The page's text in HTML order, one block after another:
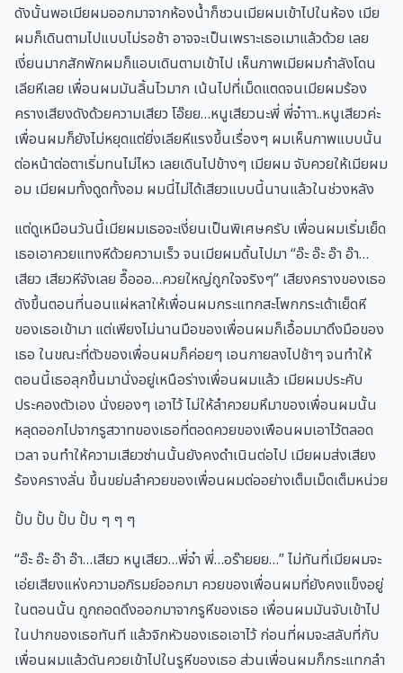
ดังนั้นพอเมียผมออกมาจากห้องน้ำก็ชวนเมียผมเข้าไปในห้อง เมีย
ผมก็เดินตามไปแบบไม่รอช้า อาจจะเป็นเพราะเธอเมาแล้วด้วย เลย
เงี่ยนมากสักพักผมก็แอบเดินตามเข้าไป เห็นภาพเมียผมกำลังโดน
เลียหีเลย เพื่อนผมมันลิ้นไวมาก เน้นไปที่เม็ดแตดจนเมียผมร้อง
ครางเสียงดังด้วยความเสียว โอ๊ยย…หนูเสียวนะพี่ พี่จ๋าาา..หนูเสียวค่ะ
เพื่อนผมก็ยังไม่หยุดแต่ยิ่งเลียหีแรงขึ้นเรื่องๆ ผมเห็นภาพแบบนั้น
ต่อหน้าต่อตาเริ่มทนไม่ไหว เลยเดินไปข้างๆ เมียผม จับควยให้เมียผม
อม เมียผมทั้งดูดทั้งอม ผมนี่ไม่ได้เสียวแบบนี้นานแล้วในช่วงหลัง
แต่ดูเหมือนวันนี้เมียผมเธอจะเงี่ยนเป็นพิเศษครับ เพื่อนผมเริ่มเย็ด
เธอเอาควยแทงหีด้วยความเร็ว จนเมียผมดิ้นไปมา “อ๊ะ อ๊ะ อ๊า อ๊า…
เสียว เสียวหีจังเลย อื๊อออ…ควยใหญ่ถูกใจจริงๆ” เสียงครางของเธอ
ดังขึ้นตอนที่นอนแผ่หลาให้เพื่อนผมกระแทกสะโพกกระเด้าเย็ดหี
ของเธอเข้ามา แต่เพียงไม่นานมือของเพื่อนผมก็เอื้อมมาดึงมือของ
เธอ ในขณะที่ตัวของเพื่อนผมก็ค่อยๆ เอนกายลงไปช้าๆ จนทำให้
ตอนนี้เธอลุกขึ้นมานั่งอยู่เหนือร่างเพื่อนผมแล้ว เมียผมประคับ
ประคองตัวเอง นั่งยองๆ เอาไว้ ไม่ให้ลำควยมหึมาของเพื่อนผมนั้น
หลุดออกไปจากรูสวาทของเธอที่ตอดควยของเพือนผมเอาไว้ตลอด
เวลา จนทำให้ความเสียวซ่านนั้นยังคงดำเนินต่อไป เมียผมส่งเสียง
ร้องครางลั่น ขึ้นขย่มลำควยของเพื่อนผมต่ออย่างเต็มเม็ดเต็มหน่วย
ปั้บ ปั้บ ปั้บ ปั้บ ๆ ๆ ๆ
“อ๊ะ อ๊ะ อ๊า อ๊า…เสียว หนูเสียว…พี่จ๋า พี่…อร๊ายยย…” ไม่ทันที่เมียผมจะ
เอ่ยเสียงแห่งความอภิรมย์ออกมา ควยของเพื่อนผมที่ยังคงแข็งอยู่
ในตอนนั้น ถูกถอดดึงออกมาจากรูหีของเธอ เพื่อนผมมันจับเข้าไป
ในปากของเธอทันที แล้วจิกหัวของเธอเอาไว้ ก่อนที่ผมจะสลับที่กับ
เพื่อนผมแล้วดันควยเข้าไปในรูหีของเธอ ส่วนเพื่อนผมก็กระแทกลำ